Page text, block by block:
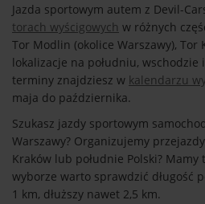
Jazda sportowym autem z Devil-
torach wyścigowych w różnych
Tor Modlin (okolice Warszawy), Tor
lokalizacje na południu, wschodzie
terminy znajdziesz w kalendarzu
maja do października.
Szukasz jazdy sportowym
Warszawy? Organizujemy
Kraków lub południe Polski?
wyborze warto sprawdzić długość
1 km, dłuższy nawet 2,5 km.